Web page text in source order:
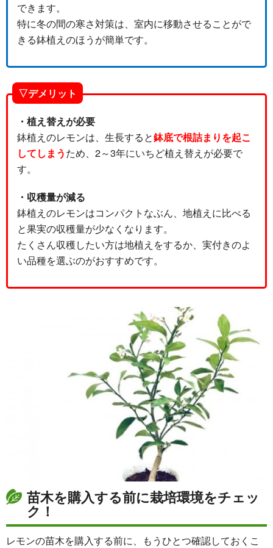
できます。
特に冬の間の寒さ対策は、室内に移動させることがで
きる鉢植えのほうが簡単です。
▽デメリット
・植え替えが必要
鉢植えのレモンは、生長すると鉢底で根詰まりを起こ
してしまうため、2～3年にいちど植え替えが必要で
す。
・収穫量が減る
鉢植えのレモンはコンパクトなぶん、地植えに比べる
と果実の収穫量が少なくなります。
たくさん収穫したい方は地植えをするか、実付きのよ
い品種を選ぶのがおすすめです。
苗木を購入する前に栽培環境をチェッ
ク！
レモンの苗木を購入する前に、もうひとつ確認しておくこ